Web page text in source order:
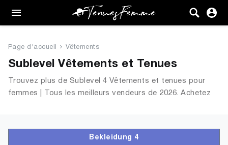
Femme
Vêtements
Chaussures
Page d'accueil Vêtements
Sublevel Vêtements et Tenues
Trouvez plus de Sublevel 4 Vêtements et tenues pour
femmes | Tous les meilleurs vendeurs de 2026. Achetez
Bekleidung 4